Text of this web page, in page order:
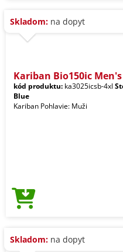
Skladom: na dopyt
Kariban Bio150ic
kód produktu: ka3025icsb-4xl
Blue
Kariban Pohlavie: Muži
Skladom: na dopyt